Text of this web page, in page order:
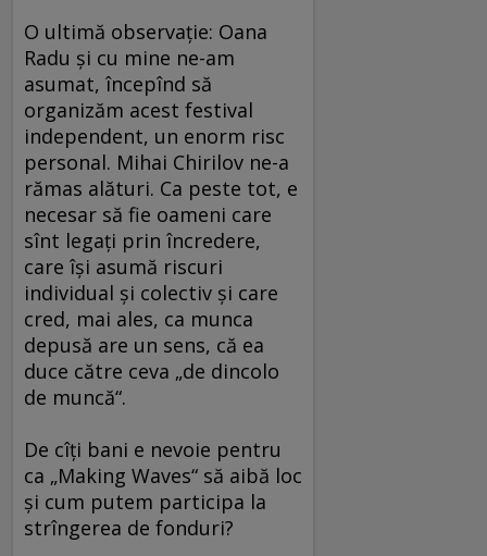
O ultimă observaţie: Oana
Radu şi cu mine ne-am
asumat, începînd să
organizăm acest festival
independent, un enorm risc
personal. Mihai Chirilov ne-a
rămas alături. Ca peste tot, e
necesar să fie oameni care
sînt legaţi prin încredere,
care îşi asumă riscuri
individual şi colectiv şi care
cred, mai ales, ca munca
depusă are un sens, că ea
duce către ceva „de dincolo
de muncă“.
De cîţi bani e nevoie pentru
ca „Making Waves“ să aibă loc
şi cum putem participa la
strîngerea de fonduri?